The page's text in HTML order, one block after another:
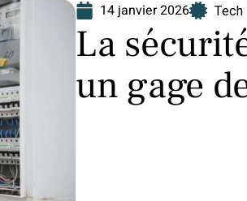
14 janvier 2026 Tech
La
un gage